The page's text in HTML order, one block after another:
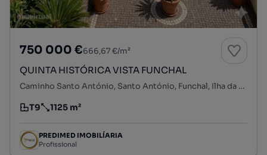
750 000 €666,67 €/m²
QUINTA HISTÓRICA VISTA FUNCHAL
Caminho Santo António, Santo António, Funchal, Ilha da Madeira
Tipologia
T9
Preço por metro quadrado
1125 m²
PREDIMED IMOBILÍARIA
Profissional